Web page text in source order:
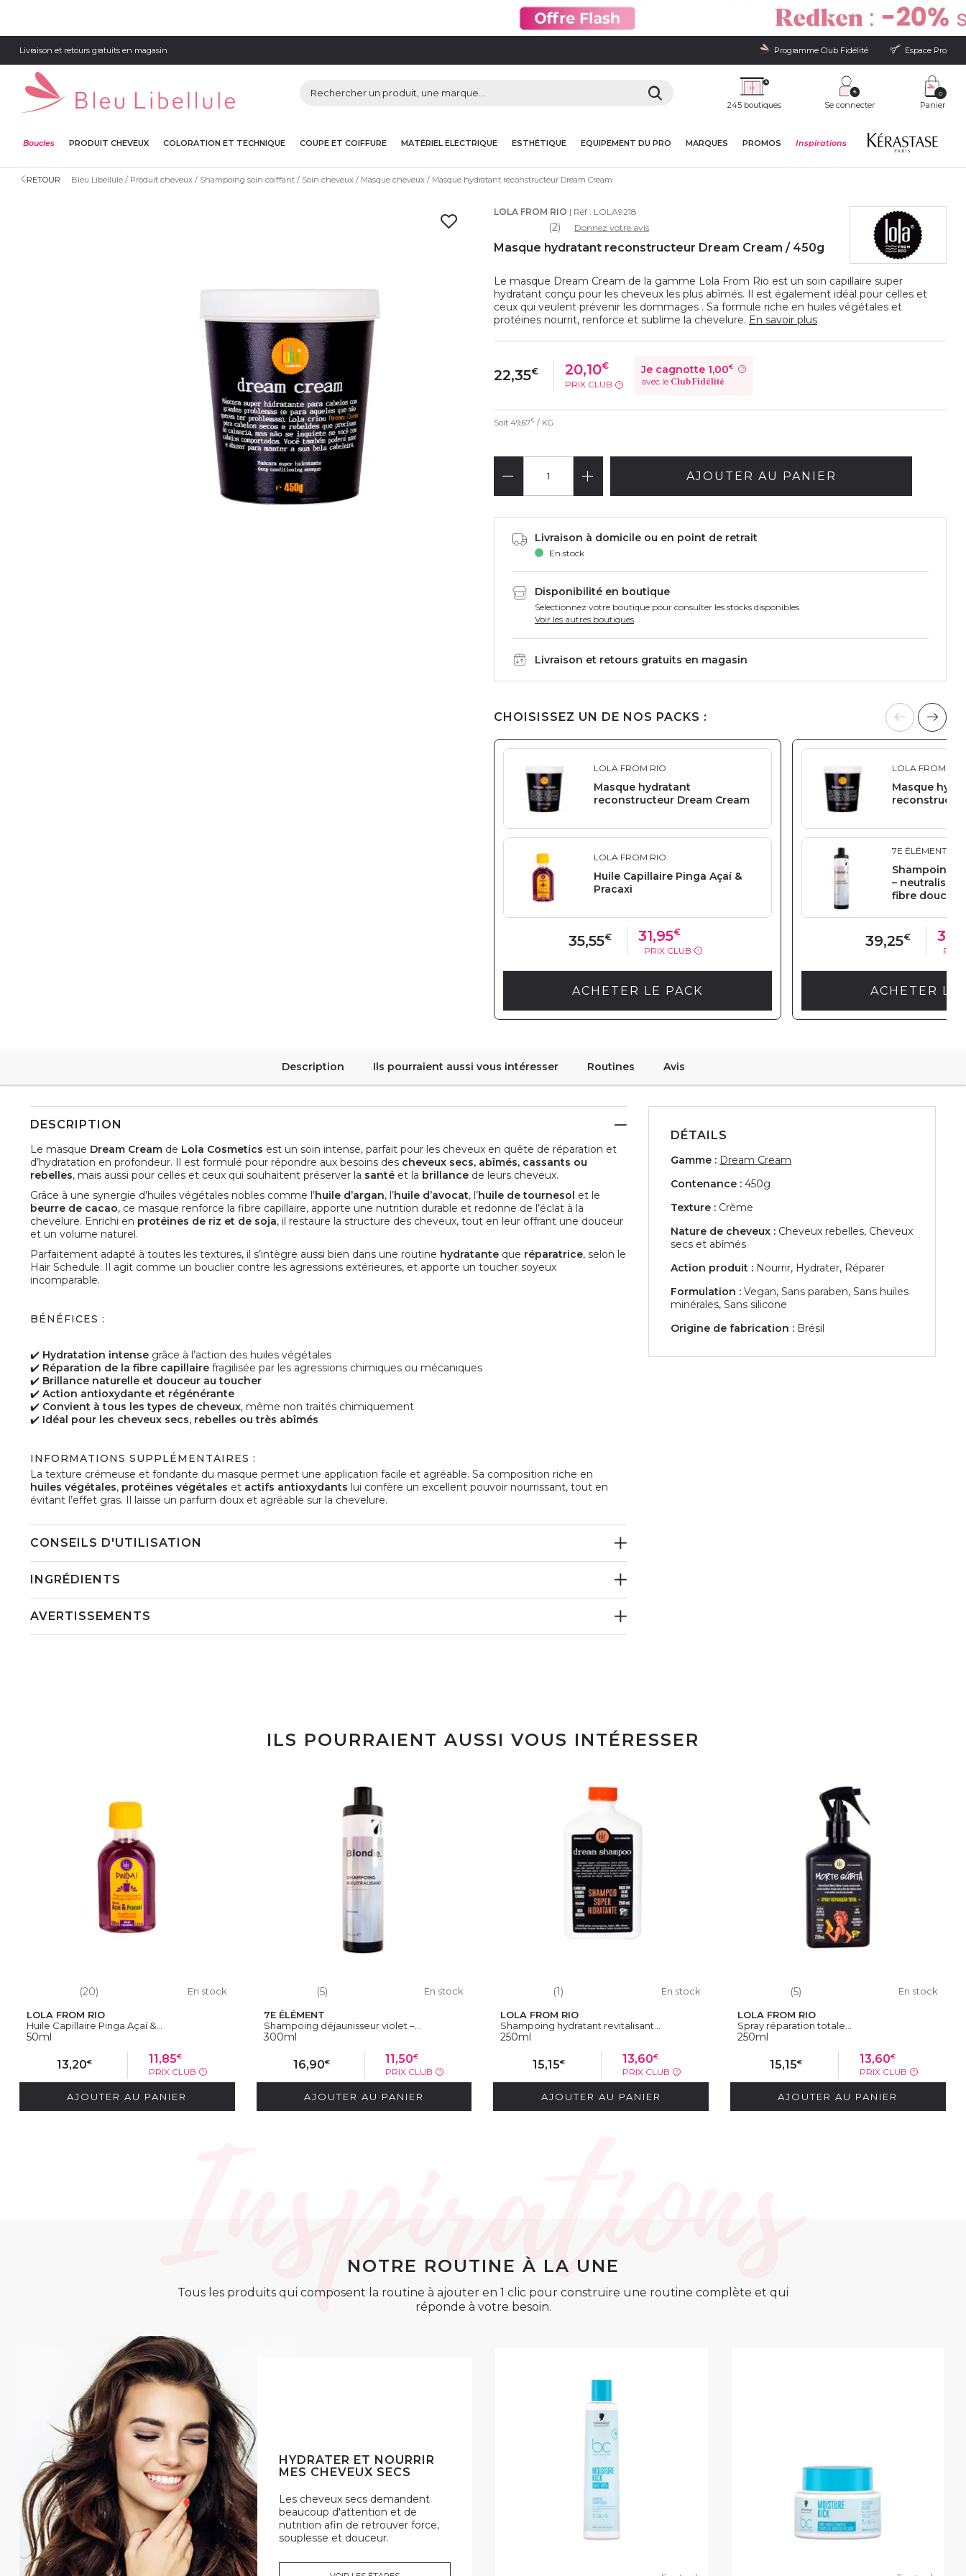
Livraison et retours gratuits en magasin Programme Club Fidélité Espace Pro
245 boutiques Se connecter Panier
0
Boucles PRODUIT CHEVEUX COLORATION ET TECHNIQUE COUPE ET COIFFURE MATÉRIEL ELECTRIQUE ESTHÉTIQUE EQUIPEMENT DU PRO MARQUES PROMOS Inspirations
RETOUR Bleu Libellule Produit cheveux Shampoing soin coiffant Soin cheveux Masque cheveux Masque hydratant reconstructeur Dream Cream
LOLA FROM RIO | Réf : LOLA9218
(2) Donnez votre avis
Masque hydratant reconstructeur Dream Cream / 450g
Le masque Dream Cream de la gamme Lola From Rio est un soin capillaire super
hydratant conçu pour les cheveux les plus abîmés. Il est également idéal pour celles et
ceux qui veulent prévenir les dommages . Sa formule riche en huiles végétales et
protéines nourrit, renforce et sublime la chevelure. En savoir plus
22,35€ 20,10€
PRIX CLUB
?
Je cagnotte 1,00€
avec le Club Fidélité
?
Soit 49,67€ / KG
AJOUTER AU PANIER
Livraison à domicile ou en point de retrait
En stock
Disponibilité en boutique
Selectionnez votre boutique pour consulter les stocks disponibles
Voir les autres boutiques
Livraison et retours gratuits en magasin
CHOISISSEZ UN DE NOS PACKS :
LOLA FROM RIO
Masque hydratant
reconstructeur Dream Cream
LOLA FROM RIO
Huile Capillaire Pinga Açaí &
Pracaxi
35,55€ 31,95€
PRIX CLUB
?
ACHETER LE PACK
LOLA FROM RIO
Masque
7E ÉLÉMENT
Shampoing
–
fibre douce
39,25€
ACHETER LE
Description Ils pourraient aussi vous intéresser Routines Avis
DESCRIPTION
Le masque Dream Cream de Lola Cosmetics est un soin intense, parfait pour les cheveux en quête de réparation et
d’hydratation en profondeur. Il est formulé pour répondre aux besoins des cheveux secs, abîmés, cassants ou
rebelles, mais aussi pour celles et ceux qui souhaitent préserver la santé et la brillance de leurs cheveux.
Grâce à une synergie d’huiles végétales nobles comme l’huile d’argan, l’huile d’avocat, l’huile de tournesol et le
beurre de cacao, ce masque renforce la fibre capillaire, apporte une nutrition durable et redonne de l’éclat à la
chevelure. Enrichi en protéines de riz et de soja, il restaure la structure des cheveux, tout en leur offrant une douceur
et un volume naturel.
Parfaitement adapté à toutes les textures, il s’intègre aussi bien dans une routine hydratante que réparatrice, selon le
Hair Schedule. Il agit comme un bouclier contre les agressions extérieures, et apporte un toucher soyeux
incomparable.
BÉNÉFICES :
✔️ Hydratation intense grâce à l’action des huiles végétales
✔️ Réparation de la fibre capillaire fragilisée par les agressions chimiques ou mécaniques
✔️ Brillance naturelle et douceur au toucher
✔️ Action antioxydante et régénérante
✔️ Convient à tous les types de cheveux, même non traités chimiquement
✔️ Idéal pour les cheveux secs, rebelles ou très abîmés
INFORMATIONS SUPPLÉMENTAIRES :
La texture crémeuse et fondante du masque permet une application facile et agréable. Sa composition riche en
huiles végétales, protéines végétales et actifs antioxydants lui confère un excellent pouvoir nourrissant, tout en
évitant l’effet gras. Il laisse un parfum doux et agréable sur la chevelure.
CONSEILS D'UTILISATION
INGRÉDIENTS
AVERTISSEMENTS
DÉTAILS
Gamme : Dream Cream
Contenance : 450g
Texture : Crème
Nature de cheveux : Cheveux rebelles, Cheveux
secs et abîmés
Action produit : Nourrir, Hydrater, Réparer
Formulation : Vegan, Sans paraben, Sans huiles
minérales, Sans silicone
Origine de fabrication : Brésil
ILS POURRAIENT AUSSI VOUS INTÉRESSER
(20) En stock
LOLA FROM RIO
Huile Capillaire Pinga Açaí &...
50ml
13,20€ 11,85€
PRIX CLUB ?
AJOUTER AU PANIER
(5) En stock
7E ÉLÉMENT
Shampoing déjaunisseur violet –...
300ml
16,90€ 11,50€
PRIX CLUB ?
AJOUTER AU PANIER
(1) En stock
LOLA FROM RIO
Shampoing hydratant revitalisant...
250ml
15,15€ 13,60€
PRIX CLUB ?
AJOUTER AU PANIER
(5) En stock
LOLA FROM RIO
Spray réparation totale...
250ml
15,15€ 13,60€
PRIX CLUB ?
AJOUTER AU PANIER
NOTRE ROUTINE À LA UNE
Tous les produits qui composent la routine à ajouter en 1 clic pour construire une routine complète et qui
réponde à votre besoin.
HYDRATER ET NOURRIR
MES CHEVEUX SECS
Les cheveux secs demandent
beaucoup d'attention et de
nutrition afin de retrouver force,
souplesse et douceur.